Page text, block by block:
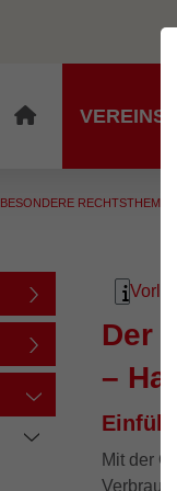
BESONDERE RECHTSTHEMEN
Der
–
Mit der